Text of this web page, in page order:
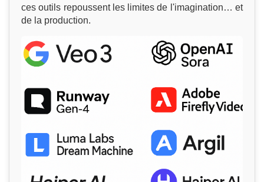
ces outils repoussent les limites de l'imagination… et
de la production.